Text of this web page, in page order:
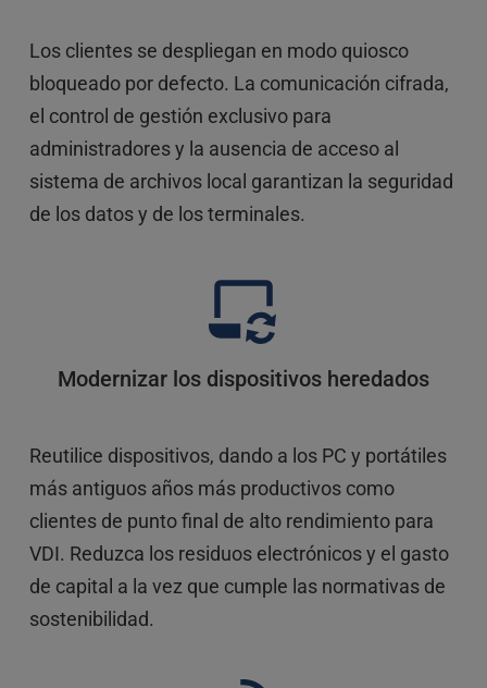
Los clientes se despliegan en modo quiosco
bloqueado por defecto. La comunicación cifrada,
el control de gestión exclusivo para
administradores y la ausencia de acceso al
sistema de archivos local garantizan la seguridad
de los datos y de los terminales.
Modernizar los dispositivos heredados
Reutilice dispositivos, dando a los PC y portátiles
más antiguos años más productivos como
clientes de punto final de alto rendimiento para
VDI. Reduzca los residuos electrónicos y el gasto
de capital a la vez que cumple las normativas de
sostenibilidad.